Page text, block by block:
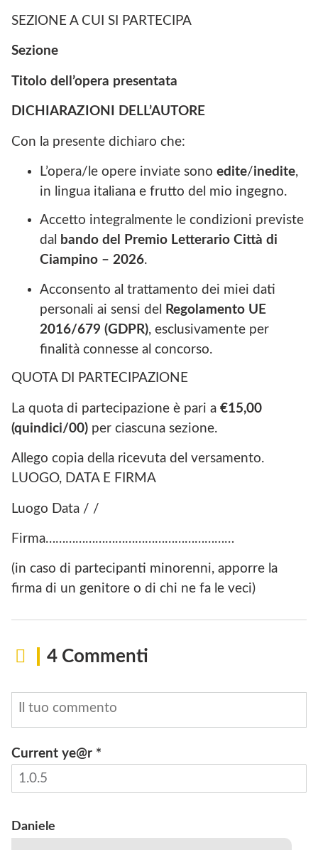
SEZIONE A CUI SI PARTECIPA
Sezione
Titolo dell’opera presentata
DICHIARAZIONI DELL’AUTORE
Con la presente dichiaro che:
L’opera/le opere inviate sono edite/inedite,
in lingua italiana e frutto del mio ingegno.
Accetto integralmente le condizioni previste
dal
bando del Premio Letterario Città di
Ciampino – 2026.
Acconsento al trattamento dei miei dati
personali ai sensi del
Regolamento UE
2016/679 (GDPR), esclusivamente per
finalità connesse al concorso.
QUOTA DI PARTECIPAZIONE
La quota di partecipazione è pari a €15,00
(quindici/00) per ciascuna sezione.
Allego copia della ricevuta del versamento.
LUOGO, DATA E FIRMA
Luogo Data / /
Firma…………………………………………………
(in caso di partecipanti minorenni, apporre la
firma di un genitore o di chi ne fa le veci)
4 Commenti
Current ye@r *
Daniele